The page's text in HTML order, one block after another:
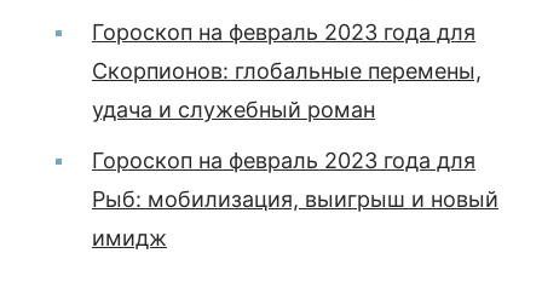
Гороскоп на февраль 2023 года для
Скорпионов: глобальные перемены,
удача и служебный роман
Гороскоп на февраль 2023 года для
Рыб: мобилизация, выигрыш и новый
имидж